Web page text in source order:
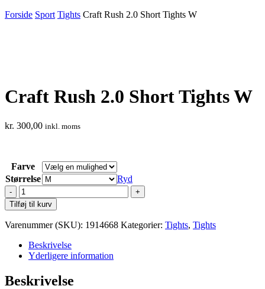
Forside Sport Tights Craft Rush 2.0 Short Tights W
Craft Rush 2.0 Short Tights W
kr. 300,00 inkl. moms
Farve
Størrelse
Ryd
Craft
Rush
2.0
Short
W
antal
Tilføj til kurv
Varenummer (SKU): 1914668 Kategorier: Tights, Tights
Beskrivelse
Yderligere information
Beskrivelse